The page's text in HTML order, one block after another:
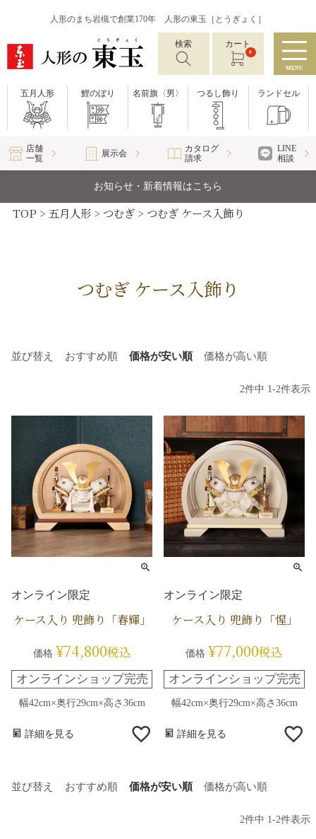
人形のまち岩槻で創業170年 人形の東玉［とうぎょく］
検索 カート
0
MENU
五月人形 鯉のぼり 名前旗〈男〉 つるし飾り ランドセル
店舗
一覧
展示会
カタログ
請求
LINE
相談
お知らせ・新着情報はこちら
TOP 五月人形 つむぎ つむぎ ケース入飾り
つむぎ ケース入飾り
並び替え おすすめ順 価格が安い順 価格が高い順
2件中 1-2件表示
オンライン限定
ケース入り 兜飾り「春輝」
価格 ¥74,800税込
オンラインショップ完売
幅42cm×奥行29cm×高さ36cm
詳細を見る
オンライン限定
ケース入り 兜飾り「惺」
価格 ¥77,000税込
オンラインショップ完売
幅42cm×奥行29cm×高さ36cm
詳細を見る
並び替え おすすめ順 価格が安い順 価格が高い順
2件中 1-2件表示